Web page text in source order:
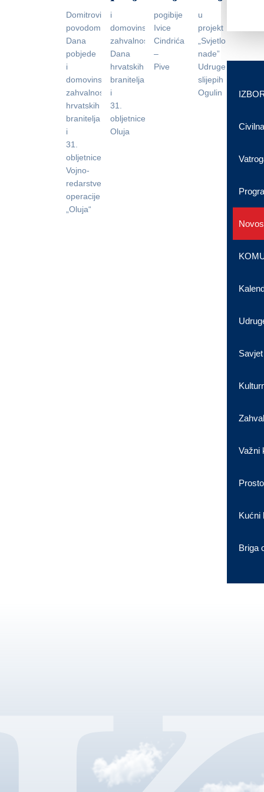
Važni
Kućni
Briga
Domitrovića
povodom
Dana
pobjede
i
domovinske
zahvalnosti,Dana
hrvatskih
branitelja
i
31.
obljetnice
Vojno-
redarstvene
operacije
„Oluja“
i
domovinske
zahvalnosti,
Dana
hrvatskih
branitelja
i
31.
obljetniceVRO
Oluja
pogibije
Ivice
Cindrića
–
Pive
u
projekt
„Svjetlo
nade”
Udruge
slijepih
Ogulin